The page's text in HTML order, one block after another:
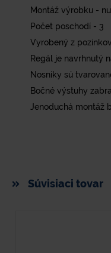
Montáž výrobku -
Počet poschodí - 3
Vyrobený z
Regál je navrhnutý
Nosníky sú
Bočné výstuhy
Jenoduchá montáž
Súvisiaci tovar